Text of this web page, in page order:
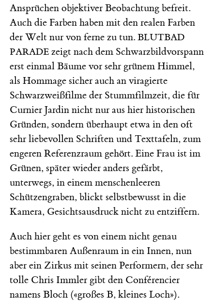
Ansprüchen objektiver Beobachtung befreit.
Auch die Farben haben mit den realen Farben
der Welt nur von ferne zu tun. BLUTBAD
PARADE zeigt nach dem Schwarzbildvorspann
erst einmal Bäume vor sehr grünem Himmel,
als Hommage sicher auch an viragierte
Schwarzweißfilme der Stummfilmzeit, die für
Curnier Jardin nicht nur aus hier historischen
Gründen, sondern überhaupt etwa in den oft
sehr liebevollen Schriften und Texttafeln, zum
engeren Referenzraum gehört. Eine Frau ist im
Grünen, später wieder anders gefärbt,
unterwegs, in einem menschenleeren
Schützengraben, blickt selbstbewusst in die
Kamera, Gesichtsausdruck nicht zu entziffern.
Auch hier geht es von einem nicht genau
bestimmbaren Außenraum in ein Innen, nun
aber ein Zirkus mit seinen Performern, der sehr
tolle Chris Immler gibt den Conférencier
namens Bloch («großes B, kleines Loch»).